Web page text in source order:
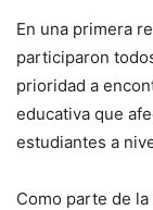
En una primera
participaron
prioridad a
educativa que
estudiantes a
Como parte de